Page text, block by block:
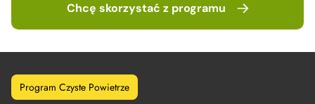
Chcę skorzystać z programu
Program Czyste Powietrze